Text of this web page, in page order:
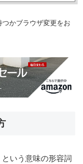
かブラウザ変更をお
いう意味の形容詞